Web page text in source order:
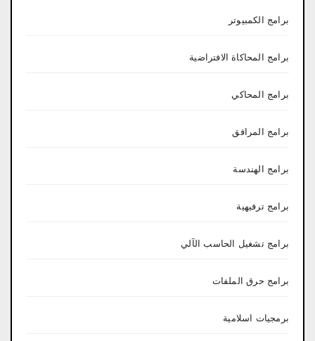
برامج الكمبيوتر
برامج المحاكاة الافتراضية
برامج المحاكي
برامج المرافق
برامج الهندسة
برامج ترفيهية
برامج تشغيل الحاسب الآلي
برامج حرق الملفات
برمجيات اسلامية